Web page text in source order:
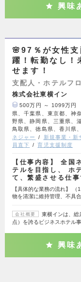
興味
🌸97％が女性
躍！転勤なし
せます！
支配人・ホテルフ
株式会社東横イン
500万円 ～ 1099万円
県、千葉県、東京都、神
野県、静岡県、三重県、
鳥取県、徳島県、香川県
ネジャー
新規事業・新
員直下
育児支援制度
【仕事内容】 全国
テルを目指し、 ホ
て、繁盛させる仕
【具体的な業務の流れ】
物を清潔に維持管理、不具
会社概要
東横インは、総
点）を誇るビジネスホテル
興味